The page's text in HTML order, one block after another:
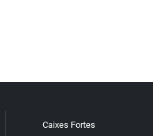
Caixes Fortes